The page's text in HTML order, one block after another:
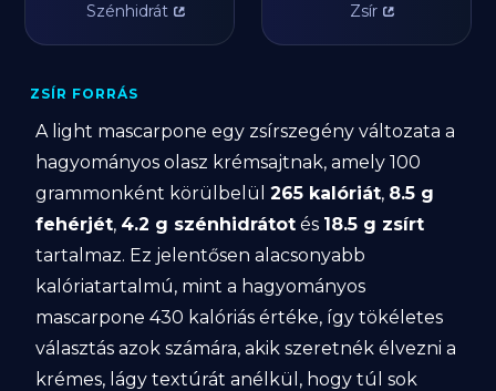
Szénhidrát Zsír
ZSÍR FORRÁS
A light mascarpone egy zsírszegény változata a
hagyományos olasz krémsajtnak, amely 100
grammonként körülbelül265 kalóriát, 8.5 g
fehérjét, 4.2 g szénhidrátot és 18.5 g zsírt
tartalmaz. Ez jelentősen alacsonyabb
kalóriatartalmú, mint a hagyományos
mascarpone 430 kalóriás értéke, így tökéletes
választás azok számára, akik szeretnék élvezni a
krémes, lágy textúrát anélkül, hogy túl sok